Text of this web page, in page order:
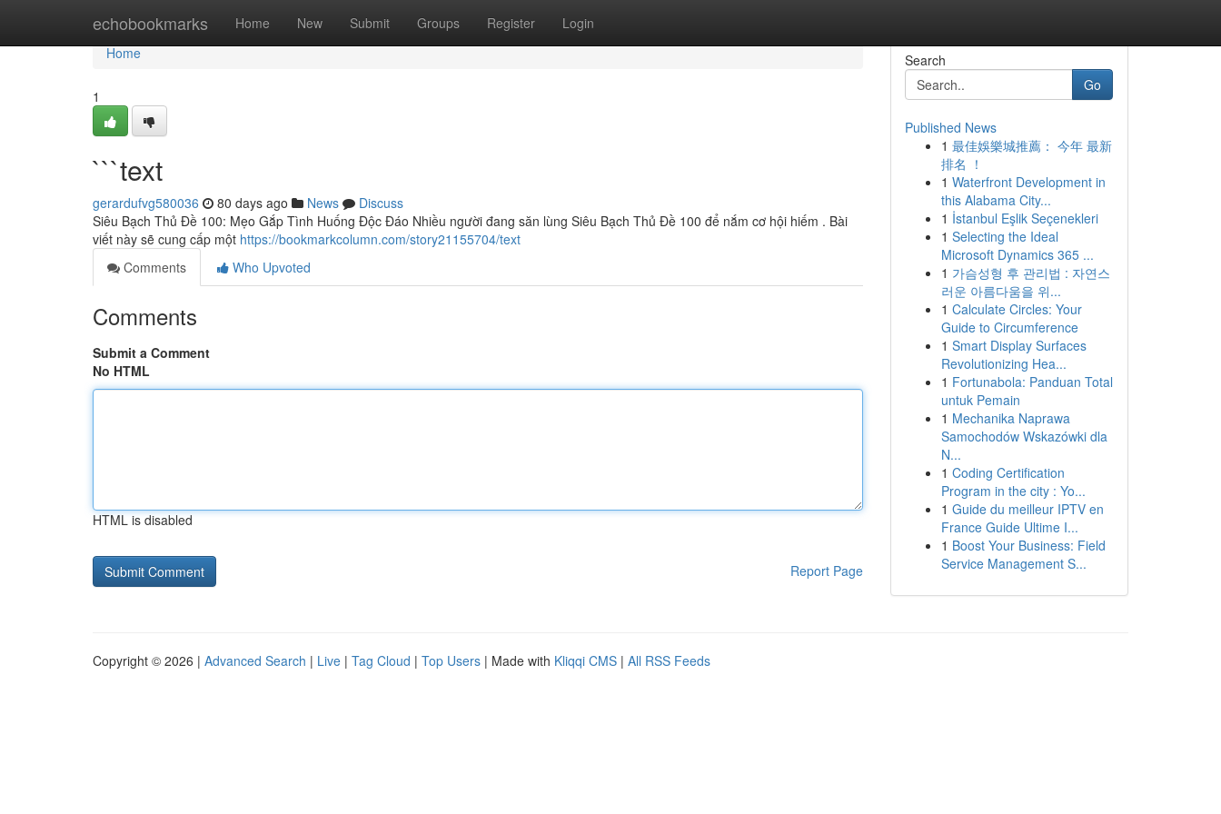
echobookmarks Home New Submit Groups Register Login
Home
Home
1
```text
gerardufvg580036 80 days ago News
Discuss
Siêu Bạch Thủ Đề 100: Mẹo Gắp Tình Huống Độc Đáo Nhiều người đang săn lùng Siêu Bạch Thủ Đề 100 để nắm cơ hội hiếm . Bài
viết này sẽ cung cấp một https://bookmarkcolumn.com/story21155704/text
Comments
Who Upvoted
Comments
Submit a Comment
No HTML
HTML is disabled
Report Page
Search
Go
Published News
1 最佳娛樂城推薦： 今年 最新
排名 ！
1 Waterfront Development in
this Alabama City...
1 İstanbul Eşlik Seçenekleri
1 Selecting the Ideal
Microsoft Dynamics 365 ...
1 가슴성형 후 관리법 : 자연스
러운 아름다움을 위...
1 Calculate Circles: Your
Guide to Circumference
1 Smart Display Surfaces
Revolutionizing Hea...
1 Fortunabola: Panduan Total
untuk Pemain
1 Mechanika Naprawa
Samochodów Wskazówki dla
N...
1 Coding Certification
Program in the city : Yo...
1 Guide du meilleur IPTV en
France Guide Ultime I...
1 Boost Your Business: Field
Service Management S...
Copyright © 2026 | Advanced Search | Live | Tag Cloud | Top Users | Made with Kliqqi CMS | All RSS Feeds